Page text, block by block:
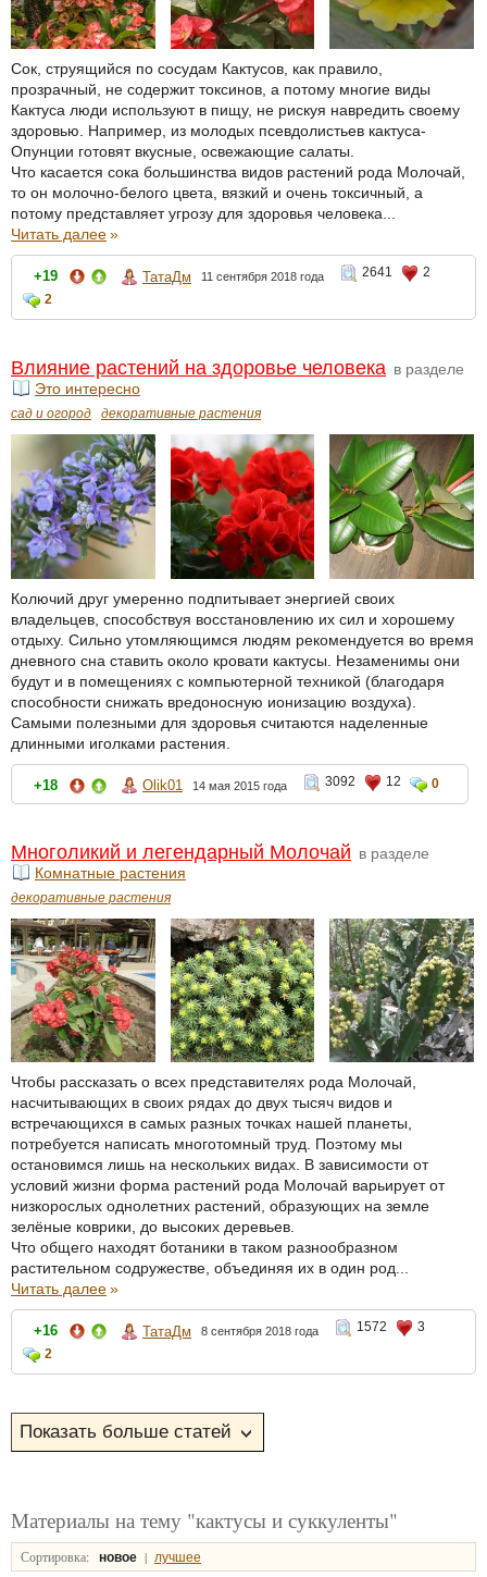
Сок, струящийся по сосудам Кактусов, как правило,
прозрачный, не содержит токсинов, а потому многие виды
Кактуса люди используют в пищу, не рискуя навредить своему
здоровью. Например, из молодых псевдолистьев кактуса-
Опунции готовят вкусные, освежающие салаты.
Что касается сока большинства видов растений рода Молочай,
то он молочно-белого цвета, вязкий и очень токсичный, а
потому представляет угрозу для здоровья человека...
Читать далее»
+19 ТатаДм 11 сентября 2018 года 2641
2
2
Влияние растений на здоровье человека в разделе
Это интересно
сад и огород декоративные растения
Колючий друг умеренно подпитывает энергией своих
владельцев, способствуя восстановлению их сил и хорошему
отдыху. Сильно утомляющимся людям рекомендуется во время
дневного сна ставить около кровати кактусы. Незаменимы они
будут и в помещениях с компьютерной техникой (благодаря
способности снижать вредоносную ионизацию воздуха).
Самыми полезными для здоровья считаются наделенные
длинными иголками растения.
+18 Olik01 14 мая 2015 года 3092 12 0
Многоликий и легендарный Молочай в разделе
Комнатные растения
декоративные растения
Чтобы рассказать о всех представителях рода Молочай,
насчитывающих в своих рядах до двух тысяч видов и
встречающихся в самых разных точках нашей планеты,
потребуется написать многотомный труд. Поэтому мы
остановимся лишь на нескольких видах. В зависимости от
условий жизни форма растений рода Молочай варьирует от
низкорослых однолетних растений, образующих на земле
зелёные коврики, до высоких деревьев.
Что общего находят ботаники в таком разнообразном
растительном содружестве, объединяя их в один род...
Читать далее»
+16 ТатаДм 8 сентября 2018 года 1572
3
2
Материалы на тему "кактусы и суккуленты"
Сортировка: новое | лучшее